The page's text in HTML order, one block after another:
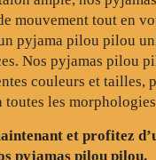
mouvement tout en
pyjama pilou pilou
Nos pyjamas pilou
couleurs et tailles,
toutes les
et profitez
pyjamas pilou pilou.